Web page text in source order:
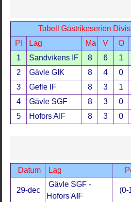
Tabell Gästrikeserien
Pl
Lag Ma V O
1
Sandvikens IF 8 6 1
2
Gävle GIK 8 4 0
3
Gefle IF 8 3 1
4
Gävle SGF 8 3 0
5
Hofors AIF 8 3 0
Datum Lag
29-dec
Gävle SGF -
Hofors AIF
(0-